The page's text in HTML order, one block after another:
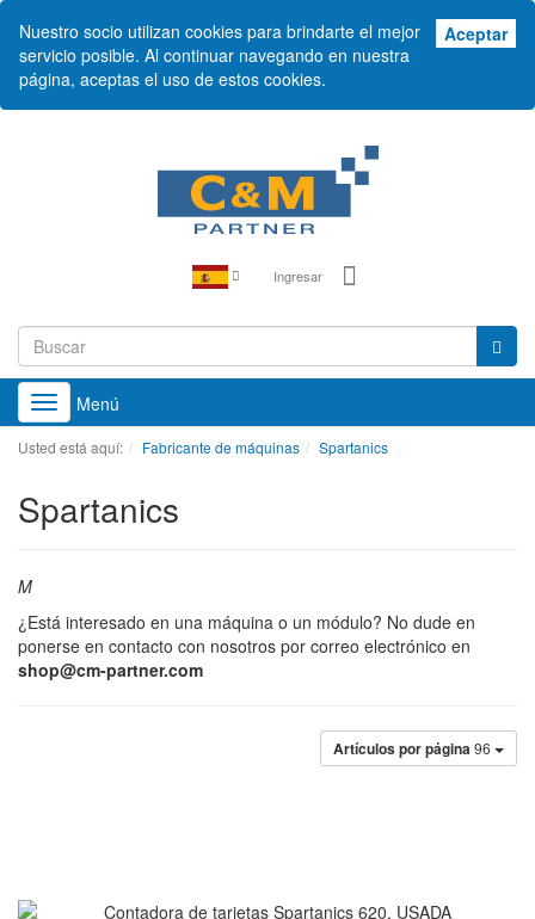
Aceptar
Nuestro socio utilizan cookies para brindarte el mejor
servicio posible. Al continuar navegando en nuestra
página, aceptas el uso de estos cookies.
Ingresar
Toggle
navigation
Menú
Usted está aquí: Fabricante de máquinas Spartanics
Spartanics
M
¿Está interesado en una máquina o un módulo? No dude en
ponerse en contacto con nosotros por correo electrónico en
shop@cm-partner.com
Artículos por página96